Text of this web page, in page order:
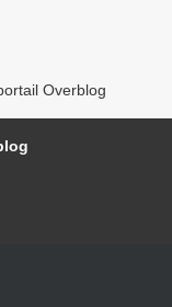
Overblog